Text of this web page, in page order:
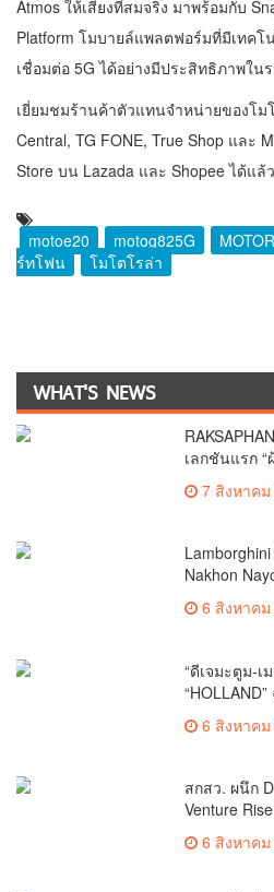
Atmos ให้เสียงที่สมจริง มาพร้อมกับ
Platform โมบายล์แพลตฟอร์มที่มีเทค
เชื่อมต่อ 5G ได้อย่างมีประสิทธิภาพใน
เยี่ยมชมร้านค้าตัวแทนจำหน่ายของโม
Central, TG FONE, True Shop และ
Store บน Lazada และ Shopee ได้แล้
motoe20 motog825G
ร์ทโฟน
โมโตโรล่า
WHAT'S NEWS
เลกชันแรก
ภูมิปัญญาท้อ
7 สิงหาคม
Nakhon
สัมผัสธรรมช
6 สิงหาคม
“ดีเจมะตูม-เ
เกาหลี
6 สิงหาคม
สกสว. ผนึก
Venture
กองทุน ววน.
6 สิงหาคม